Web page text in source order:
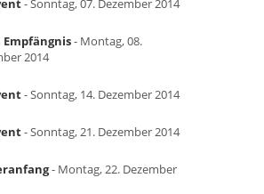
- Sonntag, 07. Dezember 2014
Empfängnis- Montag, 08.
2014
- Sonntag, 14. Dezember 2014
- Sonntag, 21. Dezember 2014
- Montag, 22. Dezember